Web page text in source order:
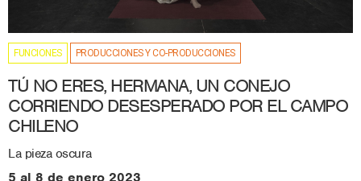
FUNCIONES PRODUCCIONES Y CO-PRODUCCIONES
TÚ NO ERES, HERMANA, UN CONEJO
CORRIENDO DESESPERADO POR EL CAMPO
CHILENO
La pieza oscura